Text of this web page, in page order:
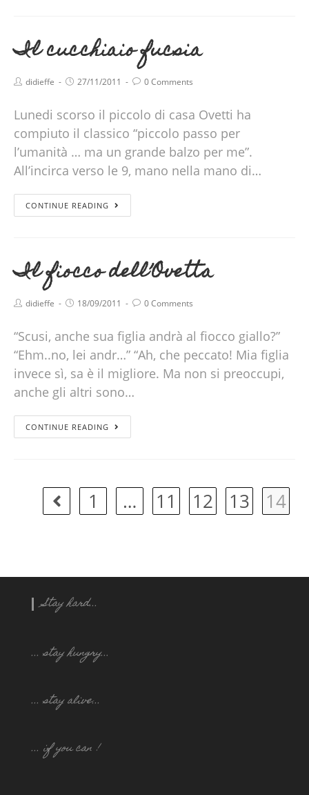
Il cucchiaio fucsia
didieffe 27/11/2011 0 Comments
Lunedi scorso il piccolo di casa Ovetti ha
compiuto il classico “piccolo passo per
l’umanità … ma un grande balzo per me”.
All’incirca verso le 9, mano nella mano di…
CONTINUE READING
Il fiocco dell’Ovetta
didieffe 18/09/2011 0 Comments
“Scusi, anche sua figlia andrà al fiocco giallo?”
“Ehm..no, lei andr…” “Ah, che peccato! Mia figlia
invece sì, sa è il migliore. Ma non si preoccupi,
anche gli altri sono…
CONTINUE READING
1 … 11 12 13 14
Stay hard...
... stay hungry...
... stay alive...
... if you can !